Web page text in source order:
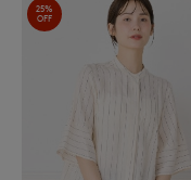
25%
OFF